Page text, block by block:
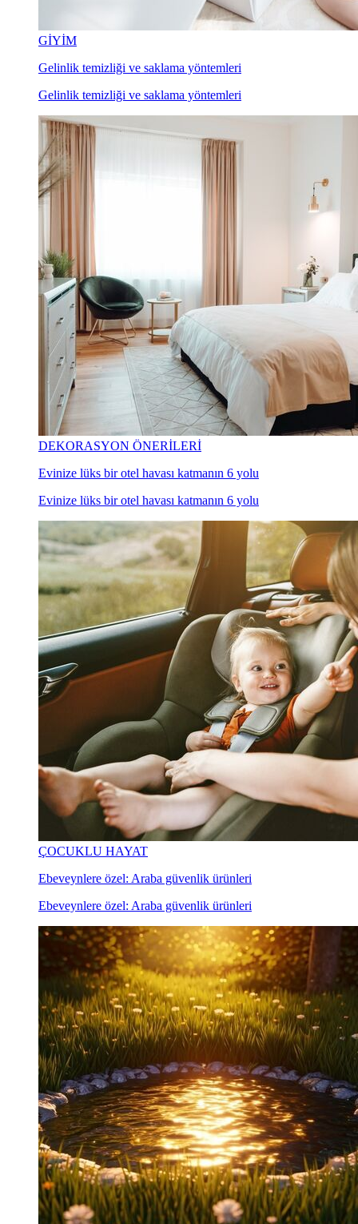
GİYİM
Gelinlik temizliği ve saklama yöntemleri
Gelinlik temizliği ve saklama yöntemleri
DEKORASYON ÖNERİLERİ
Evinize lüks bir otel havası katmanın 6 yolu
Evinize lüks bir otel havası katmanın 6 yolu
ÇOCUKLU HAYAT
Ebeveynlere özel: Araba güvenlik ürünleri
Ebeveynlere özel: Araba güvenlik ürünleri